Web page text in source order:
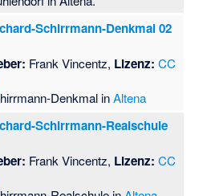
Schirrmann-Denkmal 02
Frank Vincentz, Lizenz: CC
Denkmal inAltena
Schirrmann-Realschule
Frank Vincentz, Lizenz: CC